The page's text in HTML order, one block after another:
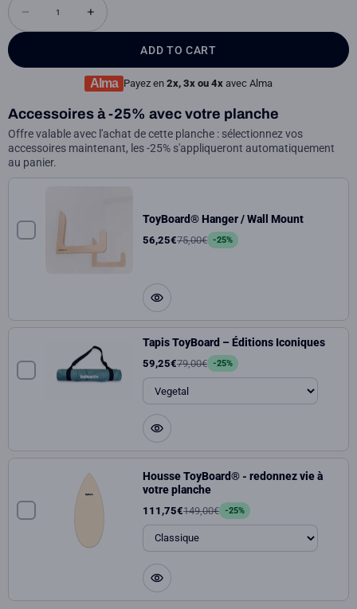
ADD TO CART
Alma Payez en2x, 3x ou 4x avec Alma
Accessoires à -25% avec votre planche
Offre valable avec l'achat de cette planche : sélectionnez vos
accessoires maintenant, les -25% s'appliqueront automatiquement
au panier.
ToyBoard® Hanger / Wall Mount
56,25€75,00€ -25%
Tapis ToyBoard – Éditions Iconiques
59,25€79,00€ -25%
Housse ToyBoard® - redonnez vie à
votre planche
111,75€149,00€ -25%